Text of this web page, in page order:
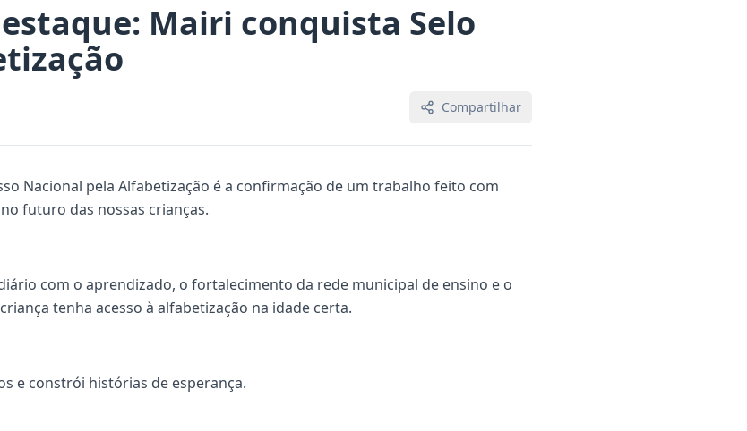
Mairi conquista Selo
Compartilhar
Nacional pela Alfabetização é a confirmação de um trabalho feito com
futuro das nossas crianças.
com o aprendizado, o fortalecimento da rede municipal de ensino e o
tenha acesso à alfabetização na idade certa.
e constrói histórias de esperança.